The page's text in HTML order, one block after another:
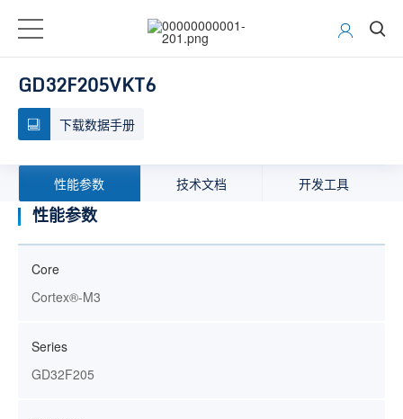
GD32F205VKT6
下载数据手册
性能参数 技术文档 开发工具
性能参数
Core
Cortex®-M3
Series
GD32F205